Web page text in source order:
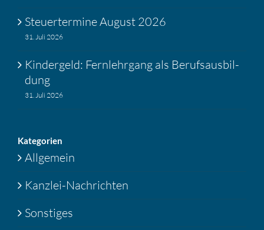
Steuer­ter­mine August 2026
31. Juli 2026
Kinder­geld: Fernlehr­gang als Berufs­aus­bil­
dung
31. Juli 2026
Katego­rien
Allgemein
Kanzlei-Nachrichten
Sonstiges